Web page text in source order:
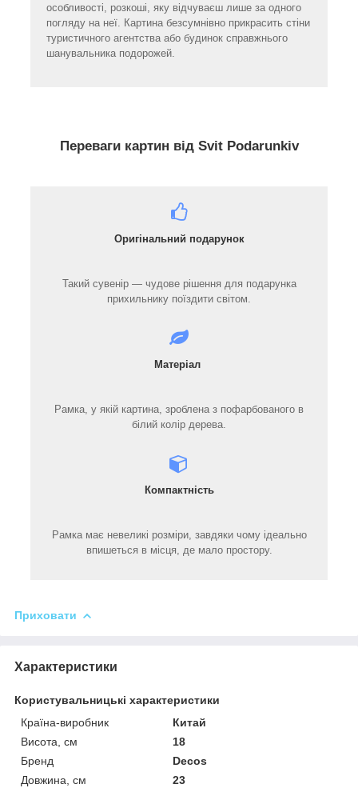
особливості, розкоші, яку відчуваєш лише за одного
погляду на неї. Картина безсумнівно прикрасить стіни
туристичного агентства або будинок справжнього
шанувальника подорожей.
Переваги картин від Svit Podarunkiv
Оригінальний подарунок
Такий сувенір — чудове рішення для подарунка
прихильнику поїздити світом.
Матеріал
Рамка, у якій картина, зроблена з пофарбованого в
білий колір дерева.
Компактність
Рамка має невеликі розміри, завдяки чому ідеально
впишеться в місця, де мало простору.
Приховати
Характеристики
Користувальницькі характеристики
Країна-виробник
Китай
Висота, см
18
Бренд
Decos
Довжина, см
23